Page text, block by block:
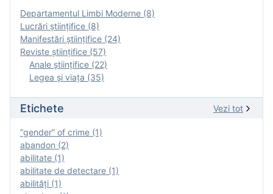
Departamentul Limbi Moderne (8)
Lucrări științifice (8)
Manifestări ştiinţifice (24)
Reviste ştiinţifice (57)
Anale ştiinţifice (22)
Legea şi viaţa (35)
Etichete Vezi tot
“gender” of crime (1)
abandon (2)
abilitate (1)
abilitate de detectare (1)
abilităţi (1)